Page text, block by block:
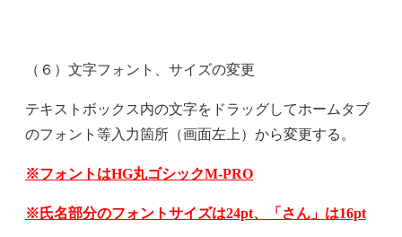
（６）文字フォント、サイズの変更
テキストボックス内の文字をドラッグしてホームタブ
のフォント等入力箇所（画面左上）から変更する。
※フォントはHG丸ゴシックM-PRO
※ 氏名部分のフォントサイズは24pt、「さん」は16pt